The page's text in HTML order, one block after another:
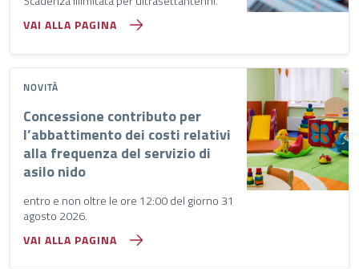
VAI ALLA PAGINA
NOVITÀ
Concessione contributo per
l’abbattimento dei costi relativi
alla frequenza del servizio di
asilo nido
entro e non oltre le ore 12:00 del giorno 31
agosto 2026.
VAI ALLA PAGINA